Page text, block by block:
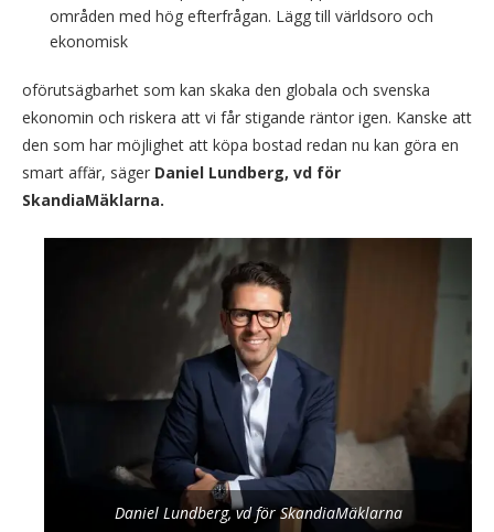
områden med hög efterfrågan. Lägg till världsoro och
ekonomisk
oförutsägbarhet som kan skaka den globala och svenska
ekonomin och riskera att vi får stigande räntor igen. Kanske att
den som har möjlighet att köpa bostad redan nu kan göra en
smart affär, säger Daniel Lundberg, vd för
SkandiaMäklarna.
Daniel Lundberg, vd för SkandiaMäklarna